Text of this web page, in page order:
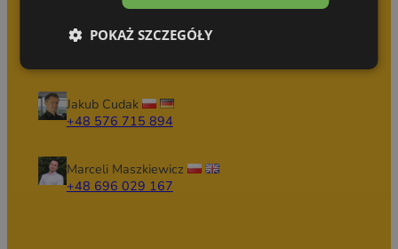
Katarzyna Wodzyńska
Jakub Cudak
+48 576 715 894
Marceli Maszkiewicz
+48 696 029 167
POKAŻ SZCZEGÓŁY